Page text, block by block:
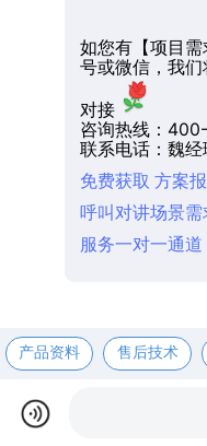
如您有【项目
号或微信，我
对接
咨询热线：
联系电话：魏
免费获取 方案
呼叫对讲场景需
服务一对一通道
产品资料 售后技术